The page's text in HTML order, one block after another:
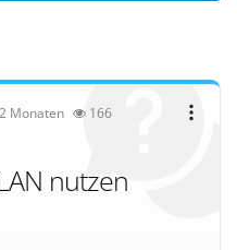
Monaten 166
nutzen